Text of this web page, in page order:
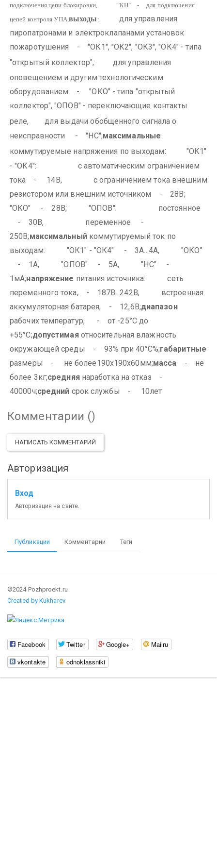
подключения цепи блокировки,
"КН" - для подключения
цепей контроля УПА, выходы :
для управления
пиропатронами и электроклапанами установок
пожаротушения - "ОК1", "ОК2", "ОК3", "ОК4" - типа
"открытый коллектор";
для управления
оповещением и другим технологическим
оборудованием - "ОКО" - типа "открытый
коллектор", "ОПОВ" - переключающие контакты
реле,
для выдачи обобщенного сигнала о
неисправности - "НС";максимальные
коммутируемые напряжения по выходам: "ОК1"
- "ОК4": с автоматическим ограничением
тока - 14В,
с ограничением тока внешним
резистором или внешним источником - 28В;
"ОКО" - 28В; "ОПОВ": постоянное
- 30В, переменное -
250В;максимальныйкоммутируемый ток по
выходам: "ОК1" - "ОК4" - 3А...4А, "ОКО"
- 1А, "ОПОВ" - 5А, "НС" -
1мА;напряжение питания источника: сеть
переменного тока, - 187В...242В, встроенная
аккумуляторная батарея, - 12,6В;диапазон
рабочих температур, - от -25°С до
+55°С;допустимаяотносительная влажность
окружающей среды - 93% при 40°С%;габаритные
размеры - не более190х190х60мм;масса - не
более 3кг;средняянаработка на отказ -
40000ч;средний срок службы - 10лет
Комментарии ()
НАПИСАТЬ КОММЕНТАРИЙ
Авторизация
Вход
Авторизация на сайте.
Публикации Комментарии Теги
©2024 Pozhproekt.ru
Created by Kukharev
Facebook Twitter Google+
Mailru
vkontakte
odnoklassniki